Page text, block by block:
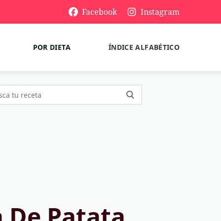
Facebook Instagram
POR DIETA ÍNDICE ALFABÉTICO